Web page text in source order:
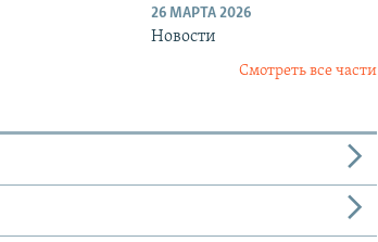
26 МАРТА 2026
Новости
Смотреть все части